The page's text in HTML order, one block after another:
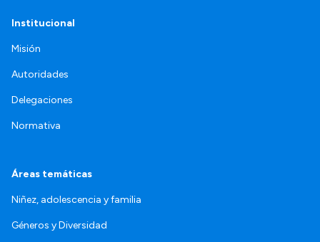
Institucional
Misión
Autoridades
Delegaciones
Normativa
Áreas temáticas
Niñez, adolescencia y familia
Géneros y Diversidad